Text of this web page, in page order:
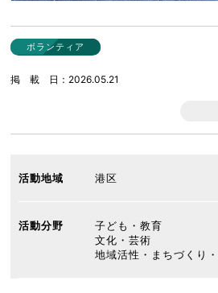
ボランティア
掲載日
2026.05.21
活動地域 港区
活動分野
子ども・教育
文化・芸術
地域活性・まちづくり